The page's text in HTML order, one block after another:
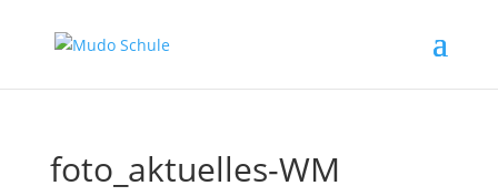
foto_aktuelles-WM